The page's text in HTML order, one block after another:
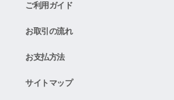
ご利用ガイド
お取引の流れ
お支払方法
サイトマップ